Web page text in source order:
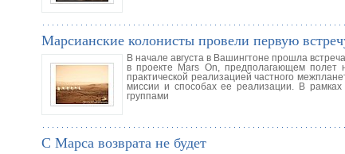
Марсианские колонисты провели первую
В начале августа в Вашингтоне прошла
в проекте Mars On, предполагающем полет
практической реализацией частного
миссии и способах ее реализации. В рамках
группами
С Марса возврата не будет